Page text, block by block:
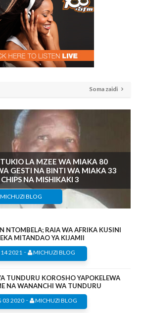
Soma zaidi
LA MZEE WA MIAKA 80
GESTI NA BINTI WA MIAKA 33
NA MISHIKAKI 3
BLOG
NTOMBELA; RAIA WA AFRIKA KUSINI
MITANDAO YA KIJAMII
2021 - MICHUZI BLOG
TUNDURU KOROSHO YAPOKELEWA
NA WANANCHI WA TUNDURU
03 2020- MICHUZI BLOG